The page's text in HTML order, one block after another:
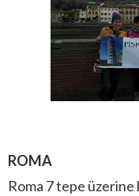
ROMA
Roma 7 tepe